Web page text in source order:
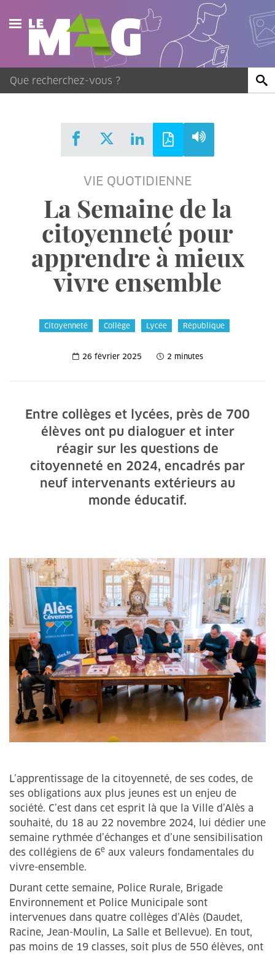
Actualités
Agenda
Publications
VIE QUOTIDIENNE
La Semaine de la
citoyenneté pour
apprendre à mieux
vivre ensemble
Citoyenneté Collège Lycée République
26 février 2025 2 minutes
Entre collèges et lycées, près de 700
élèves ont pu dialoguer et inter
réagir sur les questions de
citoyenneté en 2024, encadrés par
neuf intervenants extérieurs au
monde éducatif.
L’apprentissage de la citoyenneté, de ses codes, de
ses obligations aux plus jeunes est un enjeu de
société. C’est dans cet esprit là que la Ville d’Alès a
souhaité, du 18 au 22 novembre 2024, lui dédier une
semaine rythmée d’échanges et d’une sensibilisation
des collégiens de 6e aux valeurs fondamentales du
vivre-ensemble.
Durant cette semaine, Police Rurale, Brigade
Environnement et Police Municipale sont
intervenues dans quatre collèges d’Alès (Daudet,
Racine, Jean-Moulin, La Salle et Bellevue). En tout,
pas moins de 19 classes, soit plus de 550 élèves, ont